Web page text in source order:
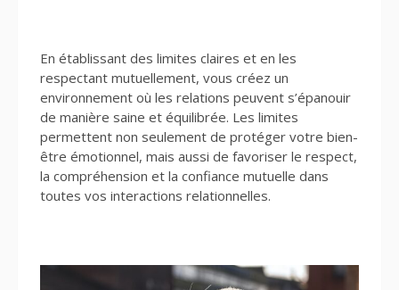
En établissant des limites claires et en les
respectant mutuellement, vous créez un
environnement où les relations peuvent s’épanouir
de manière saine et équilibrée. Les limites
permettent non seulement de protéger votre bien-
être émotionnel, mais aussi de favoriser le respect,
la compréhension et la confiance mutuelle dans
toutes vos interactions relationnelles.